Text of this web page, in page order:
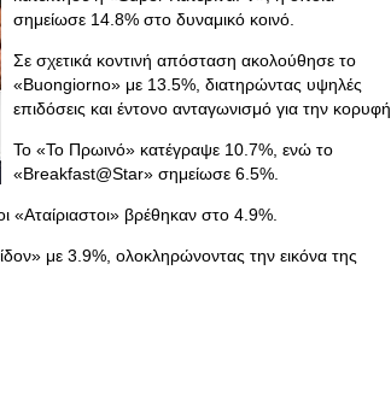
σημείωσε 14.8% στο δυναμικό κοινό.
Σε σχετικά κοντινή απόσταση ακολούθησε το
«Buongiorno» με 13.5%, διατηρώντας υψηλές
επιδόσεις και έντονο ανταγωνισμό για την κορυφή.
Το «Το Πρωινό» κατέγραψε 10.7%, ενώ το
«Breakfast@Star» σημείωσε 6.5%.
βρέθηκαν στο 4.9%.
με 3.9%, ολοκληρώνοντας την εικόνα της